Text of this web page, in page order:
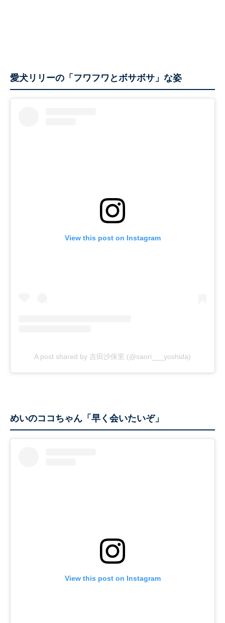
愛犬リリーの「フワフワとボサボサ」な姿
View this post on Instagram
A post shared by 吉田沙保里 (@saori___yoshida)
めいのココちゃん「早く会いたいぞ」
View this post on Instagram